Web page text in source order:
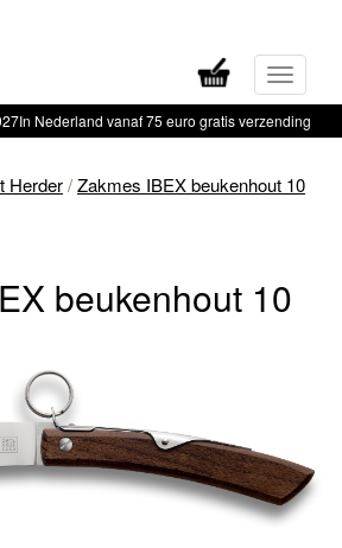
in-
of
In Nederland vanaf 75 euro gratis verzending
Herder/Zakmes IBEX beukenhout 10
beukenhout 10